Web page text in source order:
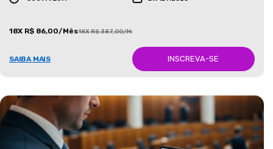
18X R$ 86,00/Mês18X R$ 387,00/Mês
SAIBA MAIS INSCREVA-SE